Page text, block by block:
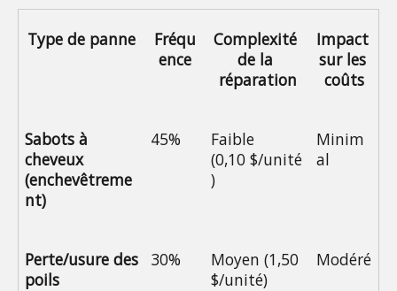
Type de panne
Fréqu
ence
Complexité
de la
réparation
Impact
sur les
coûts
Sabots à
cheveux
(enchevêtreme
nt)
45%
Faible
(0,10 $/unité
)
Minim
al
Perte/usure des
poils
30%
Moyen (1,50
$/unité)
Modéré